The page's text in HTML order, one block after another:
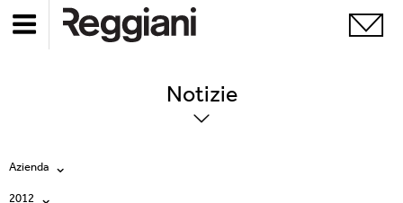
Notizie
Azienda
2012